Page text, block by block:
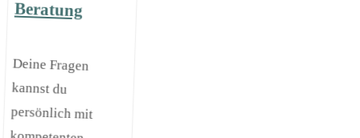
Beratung
Deine Fragen
kannst du
persönlich mit
kompetenten
Berater*innen